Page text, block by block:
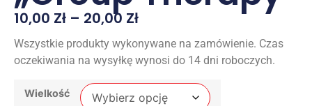
10,00 Zł – 20,00 Zł
Wszystkie produkty wykonywane na zamówienie. Czas
oczekiwania na wysyłkę wynosi do 14 dni roboczych.
Wielkość